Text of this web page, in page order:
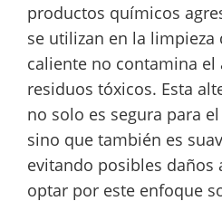
productos químicos
se utilizan en la limpieza
caliente no contamina el
residuos tóxicos. Esta
no solo es segura para
sino que también es
evitando posibles daños
optar por este enfoque